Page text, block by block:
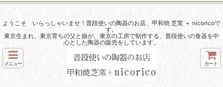
ようこそ いらっしゃいませ！普段使いの陶器のお店、甲和焼 芝窯 ＋ nicoricoで
す。
東京生まれ、東京育ちの父と娘が、東京の工房で制作する、普段使いの食器を中
心とした陶器の販売をしています。
メニュー カート